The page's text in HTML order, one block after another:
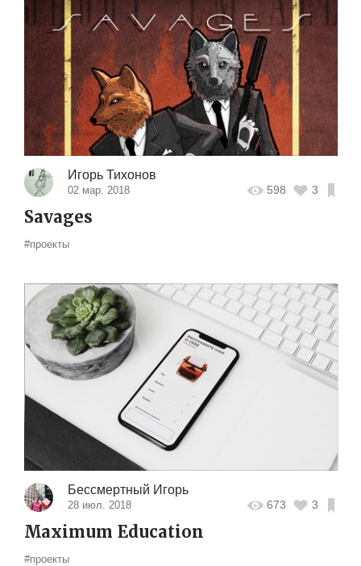
Игорь Тихонов
02 мар. 2018 598 3
Savages
#проекты
Бессмертный Игорь
28 июл. 2018 673 3
Maximum Education
#проекты